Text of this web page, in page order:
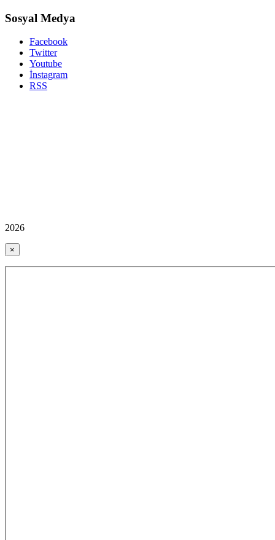
Sosyal Medya
Facebook
Twitter
Youtube
İnstagram
RSS
2026
×